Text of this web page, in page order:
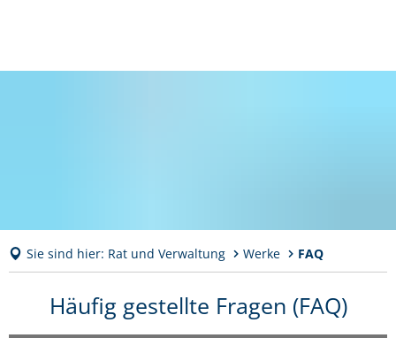
Sie sind hier: Rat und Verwaltung Werke FAQ
Häufig gestellte Fragen (FAQ)